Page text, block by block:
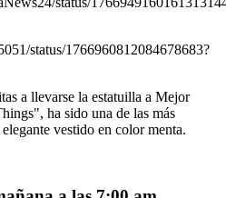
status/1766960812084678683?
a llevarse la estatuilla a Mejor
ha sido una de las más
vestido en color menta.